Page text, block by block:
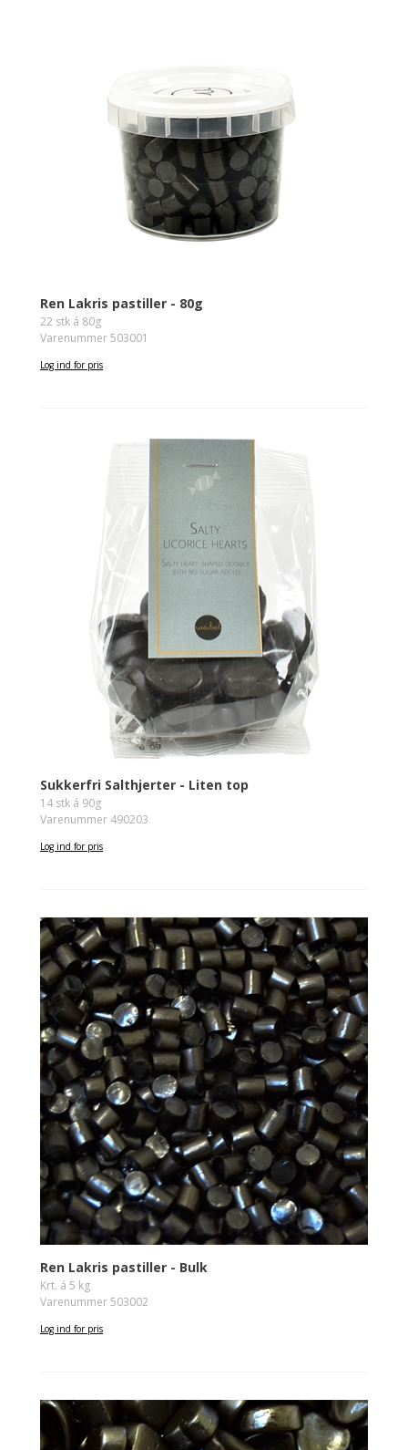
Ren Lakris pastiller - 80g
22 stk á 80g
Varenummer 503001
Log ind for pris
Sukkerfri Salthjerter - Liten top
14 stk á 90g
Varenummer 490203
Log ind for pris
Ren Lakris pastiller - Bulk
Krt. á 5 kg
Varenummer 503002
Log ind for pris